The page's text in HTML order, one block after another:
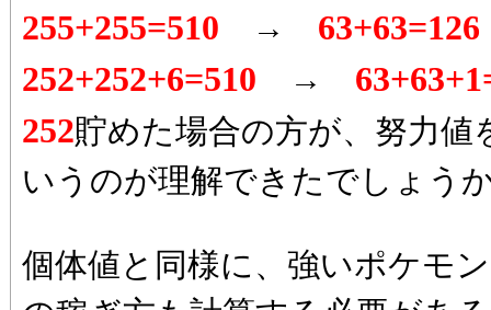
255+255=510 → 63+63=126
252+252+6=510 →
252貯めた場合の方が、努力値
いうのが理解できたでしょう
個体値と同様に、強いポケモ